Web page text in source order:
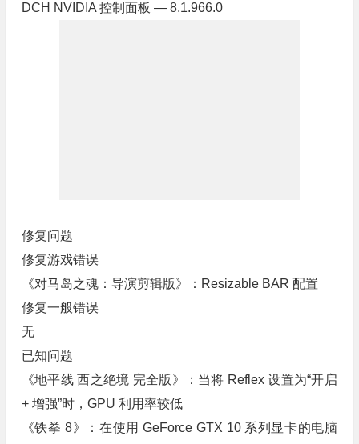
DCH NVIDIA 控制面板 — 8.1.966.0
修复问题
修复游戏错误
《对马岛之魂：导演剪辑版》：Resizable BAR 配置
修复一般错误
无
已知问题
《地平线 西之绝境 完全版》：当将 Reflex 设置为“开启
+ 增强”时，GPU 利用率较低
《铁拳 8》：在使用 GeForce GTX 10 系列显卡的电脑